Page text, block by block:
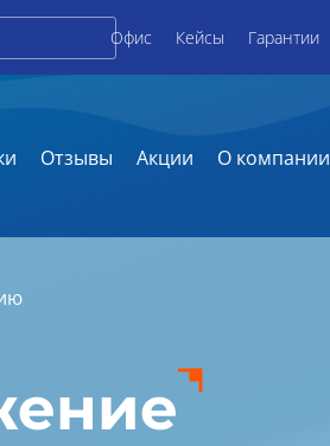
Офис Кейсы Гарантии
Отзывы Акции О компании